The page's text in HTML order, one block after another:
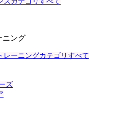
ニング
レーニングカテゴリすべて
ズ